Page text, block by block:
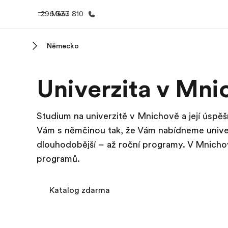
Menu
296 333 810
Vítejte v EF
Podívejte se,
Německo
Univerzita v
Studium na univerzitě v Mnichově a její
Vám s němčinou tak, že Vám nabídneme
dlouhodobější – až roční programy. V
programů.
Katalog zdarma